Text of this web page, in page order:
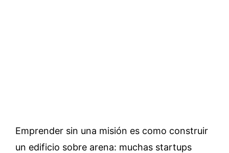
Emprender sin una misión es como construir
un edificio sobre arena: muchas startups